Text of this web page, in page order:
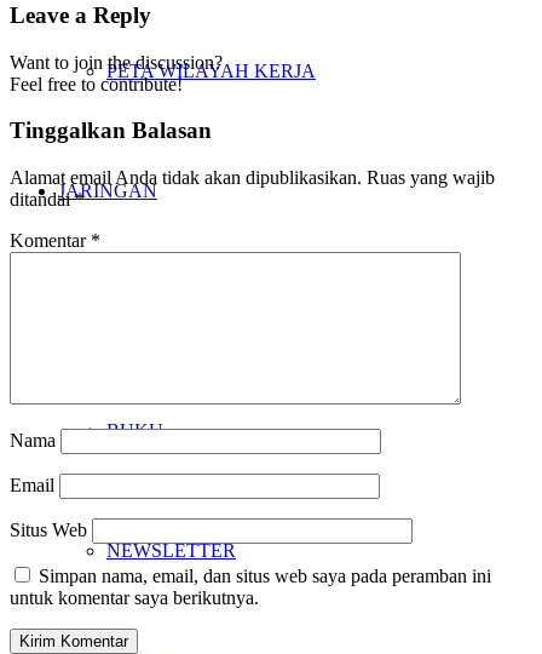
PETA WILAYAH KERJA
JARINGAN
BUKU
NEWSLETTER
Leave a Reply
Want to join the discussion?
Feel free to contribute!
Tinggalkan Balasan
Alamat email Anda tidak akan dipublikasikan. Ruas yang wajib
ditandai*
Komentar *
Nama
Email
Situs Web
Simpan nama, email, dan situs web saya pada peramban ini
untuk komentar saya berikutnya.